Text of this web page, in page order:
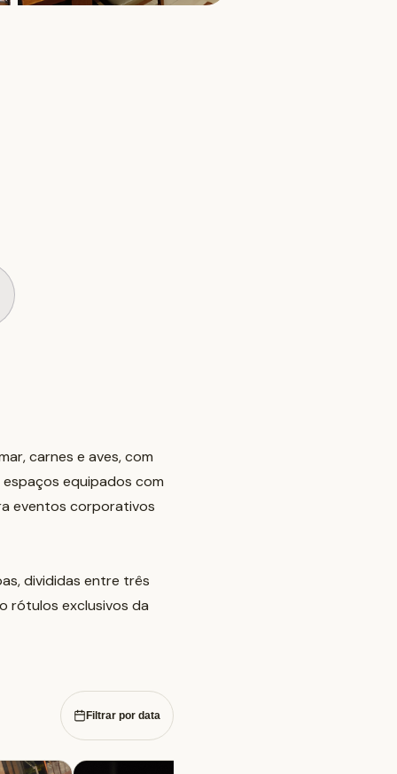
carnes e aves, com
equipados com
eventos corporativos
divididas entre três
rótulos exclusivos da
Filtrar por data